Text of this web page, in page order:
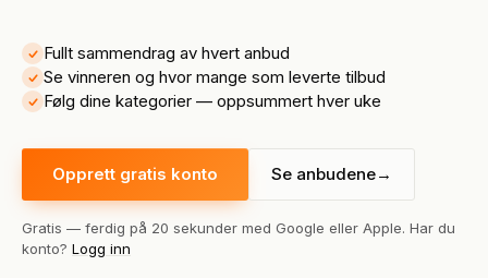
Fullt sammendrag av hvert anbud
Se vinneren og hvor mange som leverte tilbud
Følg dine kategorier — oppsummert hver uke
Opprett gratis konto Se anbudene→
Gratis — ferdig på 20 sekunder med Google eller Apple. Har du
konto? Logg inn